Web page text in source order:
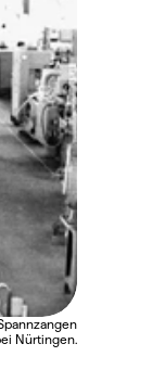
Nürtingen.